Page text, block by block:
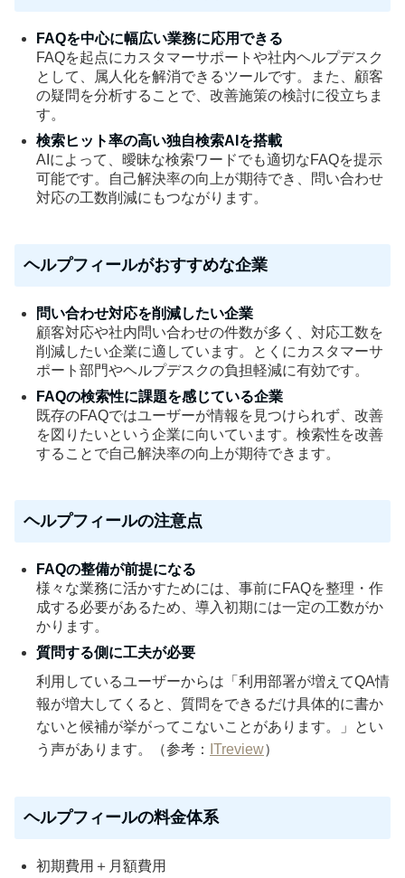
FAQを中心に幅広い業務に応用できる
FAQを起点にカスタマーサポートや社内ヘルプデスク
として、属人化を解消できるツールです。また、顧客
の疑問を分析することで、改善施策の検討に役立ちま
す。
検索ヒット率の高い独自検索AIを搭載
AIによって、曖昧な検索ワードでも適切なFAQを提示
可能です。自己解決率の向上が期待でき、問い合わせ
対応の工数削減にもつながります。
ヘルプフィールがおすすめな企業
問い合わせ対応を削減したい企業
顧客対応や社内問い合わせの件数が多く、対応工数を
削減したい企業に適しています。とくにカスタマーサ
ポート部門やヘルプデスクの負担軽減に有効です。
FAQの検索性に課題を感じている企業
既存のFAQではユーザーが情報を見つけられず、改善
を図りたいという企業に向いています。検索性を改善
することで自己解決率の向上が期待できます。
ヘルプフィールの注意点
FAQの整備が前提になる
様々な業務に活かすためには、事前にFAQを整理・作
成する必要があるため、導入初期には一定の工数がか
かります。
質問する側に工夫が必要
利用しているユーザーからは「利用部署が増えてQA情
報が増大してくると、質問をできるだけ具体的に書か
ないと候補が挙がってこないことがあります。」とい
う声があります。（参考：
ITreview）
ヘルプフィールの料金体系
初期費用＋月額費用